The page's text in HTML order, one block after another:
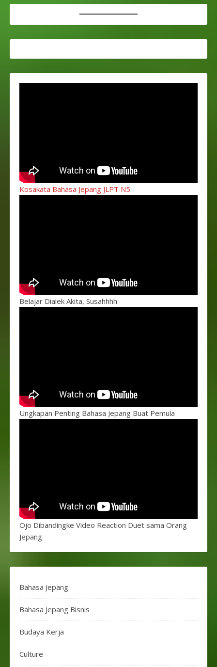
Kosakata Bahasa Jepang JLPT N5
Belajar Dialek Akita, Susahhhh
Ungkapan Penting Bahasa Jepang Buat Pemula
Ojo Dibandingke Video Reaction Duet sama Orang
Jepang
Bahasa Jepang
Bahasa Jepang Bisnis
Budaya Kerja
Culture